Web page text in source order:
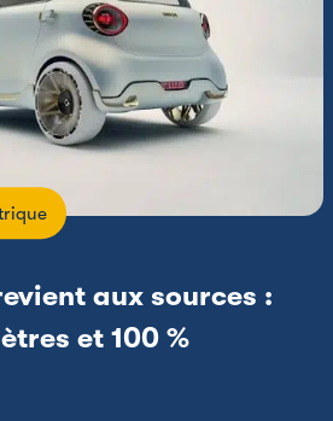
aux sources :
et 100 %